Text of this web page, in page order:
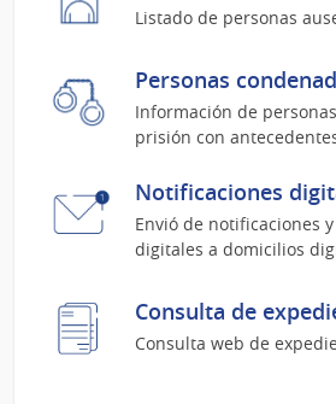
Listado de personas
Personas
Información de
prisión con
Notificaciones
Envió de notificaciones
digitales a domicilios
Consulta de
Consulta web de